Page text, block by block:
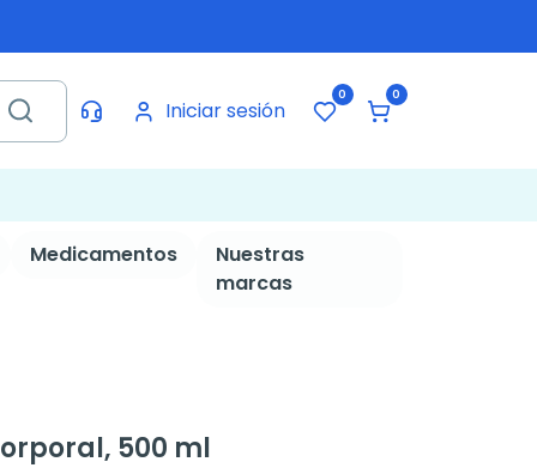
Iniciar sesión
0 0
Medicamentos
Nuestras
marcas
500 ml